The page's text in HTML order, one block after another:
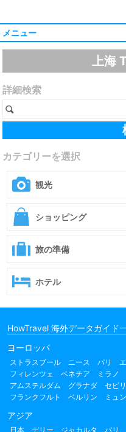
メニュー
上海
詳細検索
カテゴリーを選択
観光
ショッピング
旅の準備
ホテル
HowTravel 海外データガイド
ヨーロッパ
ストラスブール ニース パリ
フィレンツェ
ベネチア ミラノ
アムステルダム
グラナダ セビ
フランクフルト
ベルリン ミュ
アジア
日本 デリー ジャカルタ バリ